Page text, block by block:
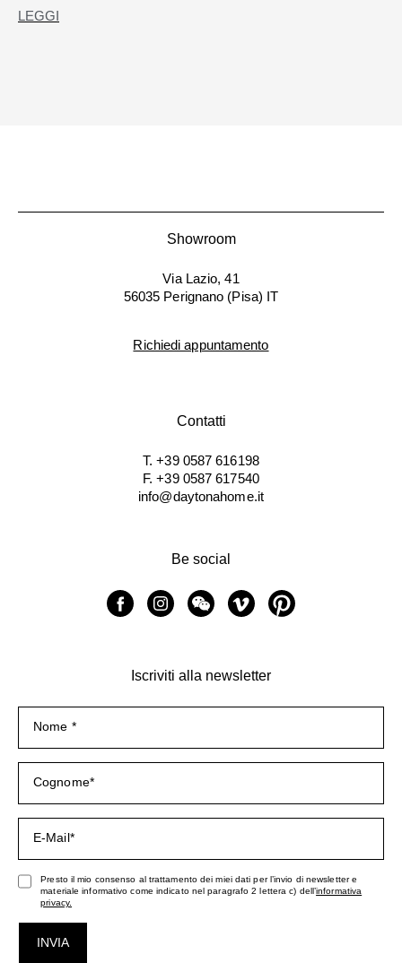
LEGGI
Showroom
Via Lazio, 41
56035 Perignano (Pisa) IT
Richiedi appuntamento
Contatti
T. +39 0587 616198
F. +39 0587 617540
info@daytonahome.it
Be social
Iscriviti alla newsletter
Presto il mio consenso al trattamento dei miei dati per l’invio di newsletter e
materiale informativo come indicato nel paragrafo 2 lettera c) dell’informativa
privacy.
INVIA